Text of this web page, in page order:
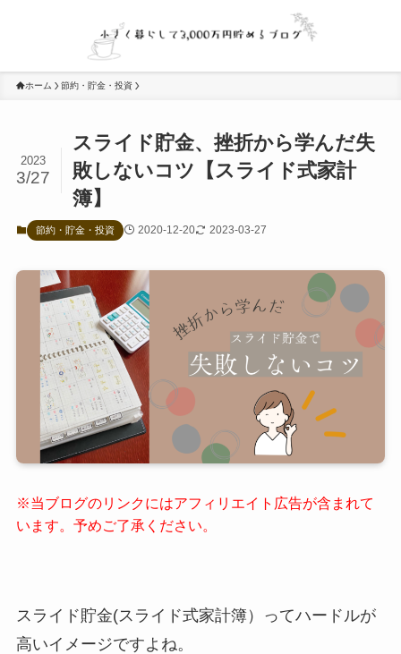
ホーム 節約・貯金・投資
スライド貯金、挫折から学んだ失
敗しないコツ【スライド式家計
簿】
2023
3/27
節約・貯金・投資 2020-12-20 2023-03-27
※当ブログのリンクにはアフィリエイト広告が含まれて
います。予めご了承ください。
スライド貯金(スライド式家計簿）ってハードルが
高いイメージですよね。